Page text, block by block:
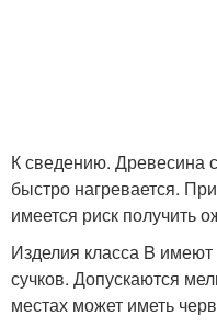
К сведению. Древесина
быстро нагревается.
имеется риск получить
Изделия класса B
сучков. Допускаются
местах может иметь